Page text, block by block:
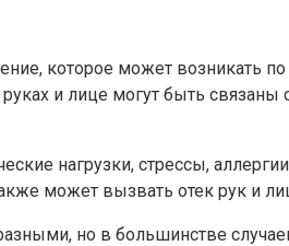
которое может возникать
и лице могут быть
нагрузки, стрессы,
может вызвать отек рук и
но в большинстве